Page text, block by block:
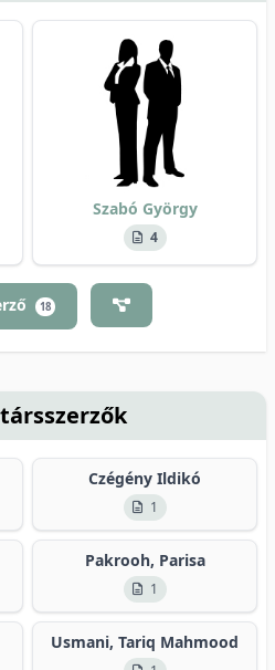
Szabó György
4
18
Czégény Ildikó
1
Pakrooh, Parisa
1
Usmani, Tariq Mahmood